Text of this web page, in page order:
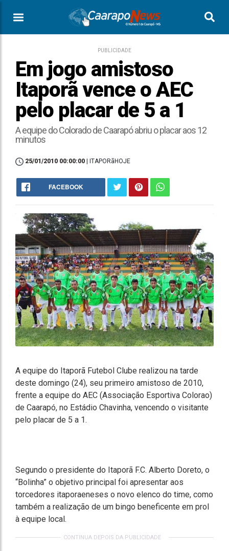
PUBLICIDADE
Em jogo amistoso
Itaporã vence o AEC
pelo placar de 5 a 1
A equipe do Colorado de Caarapó abriu o placar aos 12
minutos
25/01/2010 00:00:00 | ITAPORãHOJE
FACEBOOK
A equipe do Itaporã Futebol Clube realizou na tarde
deste domingo (24), seu primeiro amistoso de 2010,
frente a equipe do AEC (Associação Esportiva Colorao)
de Caarapó, no Estádio Chavinha, vencendo o visitante
pelo placar de 5 a 1.
Segundo o presidente do Itaporã F.C. Alberto Doreto, o
“Bolinha” o objetivo principal foi apresentar aos
torcedores itaporaeneses o novo elenco do time, como
também a realização de um bingo beneficente em prol
à equipe local.
CONTINUA DEPOIS DA PUBLICIDADE